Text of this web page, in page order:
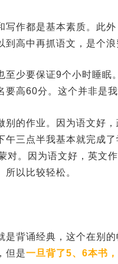
写作都是基本素质。此
高中再抓语文，是个
至少要保证9个小时睡
高60分。这个并非是
的作业。因为语文好
三点半我基本就完成
对。因为语文好，英文
所以比较轻松。
背诵经典，这个在别的
但是一旦背了5、6本书